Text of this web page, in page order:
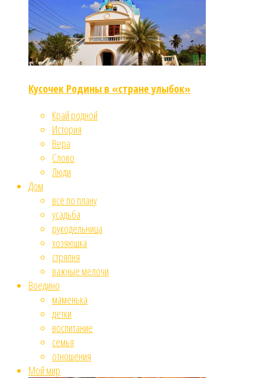
Кусочек Родины в «стране улыбок»
Край родной
История
Вера
Слово
Люди
Дом
все по плану
усадьба
рукодельница
хозяюшка
стряпня
важные мелочи
Воедино
маменька
детки
воспитание
семья
отношения
Мой мир